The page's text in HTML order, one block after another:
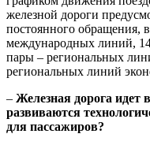
железной дороги
постоянного обращения,
международных линий,
пары – региональных
региональных линий
– Железная дорога идет
развиваются
для пассажиров?